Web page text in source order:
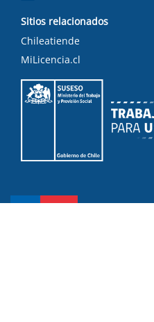
Sitios relacionados
Chileatiende
MiLicencia.cl